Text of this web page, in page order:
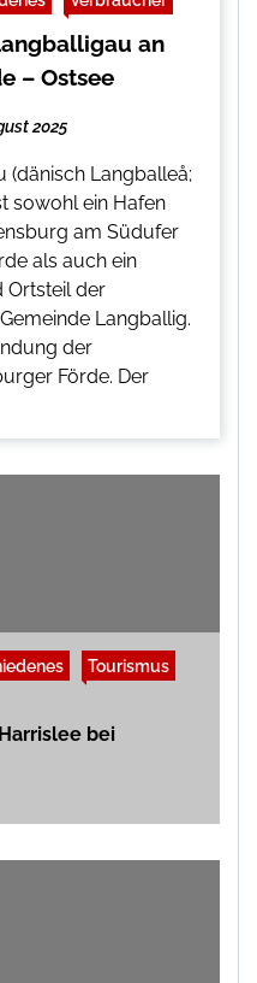
an
– Ostsee
2025
(dänisch Langballeå;
sowohl ein Hafen
am Südufer
als auch ein
Ortsteil der
Langballig.
der
Förde. Der
Tourismus
bei